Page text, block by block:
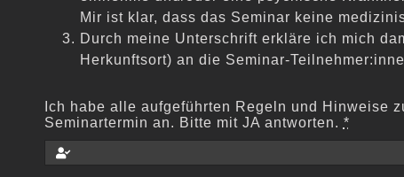
Mir ist klar, dass das Seminar keine
Durch meine Unterschrift erkläre ich mich
Herkunftsort) an die Seminar-
Ich habe alle aufgeführten Regeln und Hinweise
Seminartermin an. Bitte mit JA antworten. *